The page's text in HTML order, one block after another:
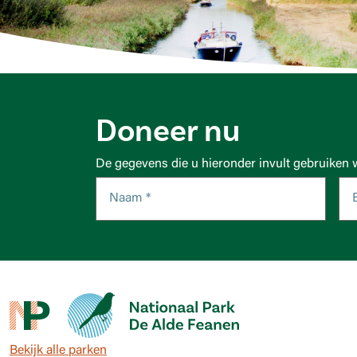
Doneer nu
De gegevens die u hieronder invult
Bekijk alle parken